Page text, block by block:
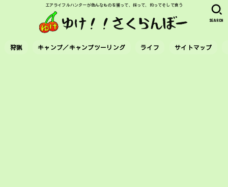
エアライフルハンターが色んなものを獲って、採って、釣ってそして食う
狩猟 キャンプ／キャンプツーリング ライフ サイトマップ
SEARCH